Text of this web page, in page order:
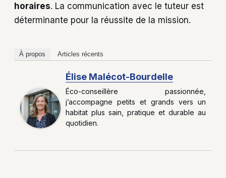
horaires. La communication avec le tuteur est
déterminante pour la réussite de la mission.
À propos Articles récents
Élise Malécot-Bourdelle
Éco-conseillère passionnée,
j’accompagne petits et grands vers un
habitat plus sain, pratique et durable au
quotidien.